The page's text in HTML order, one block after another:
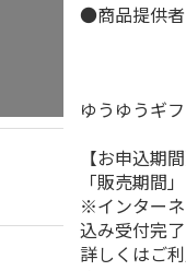
●商品提供
ゆうゆうギ
【お申込期間
「販売期間
※インター
込み受付完了
詳しくはご